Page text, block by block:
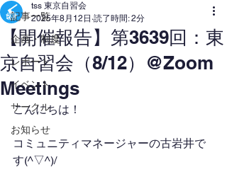
記事一覧
企画・制度
レポート
イベント
サークル
お知らせ
【開催報告】第3639回：東
京自習会（8/12）@Zoom
Meetings
tss 東京自習会
2025年8月12日 読了時間: 2分
こんにちは！
コミュニティマネージャーの古岩井で
す(^▽^)/